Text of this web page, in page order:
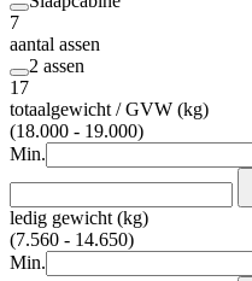
7
aantal assen
2 assen
17
totaalgewicht / GVW (kg)
(18.000 - 19.000)
Min.
ledig gewicht (kg)
(7.560 - 14.650)
Min.